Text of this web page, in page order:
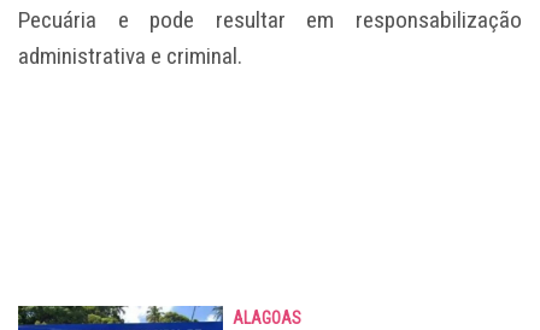
Pecuária e pode resultar em responsabilização
administrativa e criminal.
ALAGOAS